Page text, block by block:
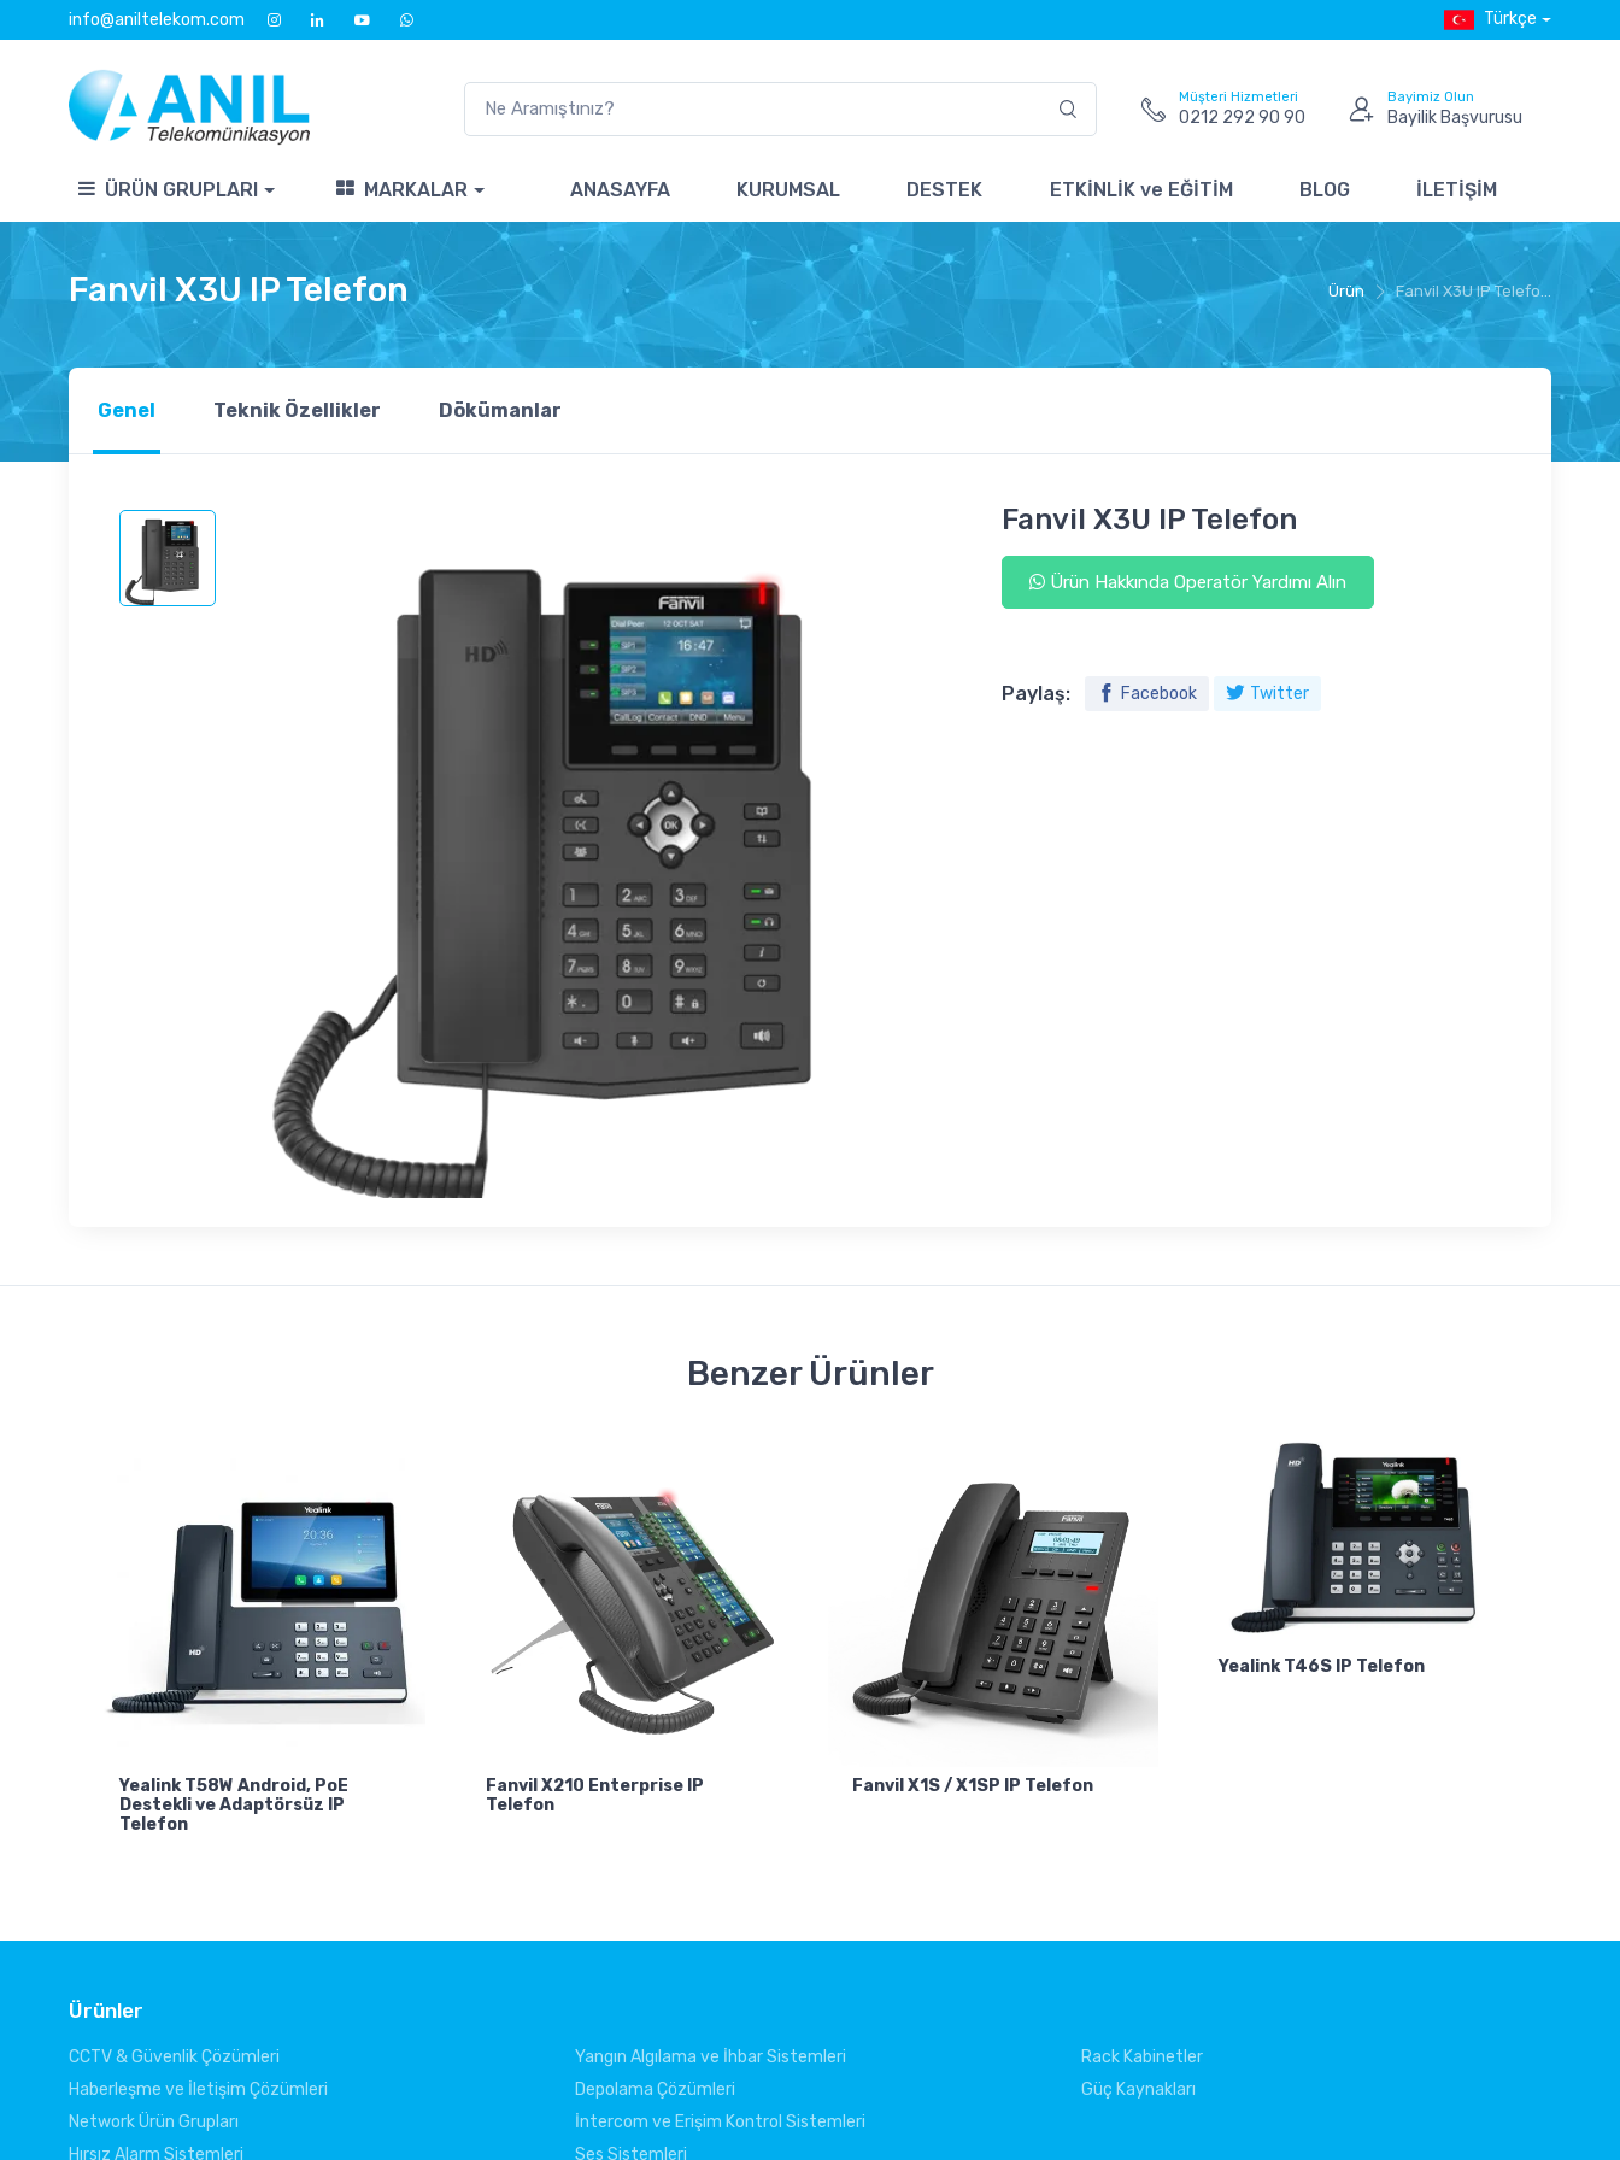
info@aniltelekom.com Türkçe
Müşteri Hizmetleri
0212 292 90 90
Bayimiz Olun
Bayilik Başvurusu
ÜRÜN GRUPLARI MARKALAR ANASAYFA KURUMSAL DESTEK ETKİNLİK ve EĞİTİM BLOG İLETİŞİM
Ürün Fanvil X3U IP Telefo...
Fanvil X3U IP Telefon
Genel Teknik Özellikler Dökümanlar
Fanvil X3U IP Telefon
Ürün Hakkında Operatör Yardımı Alın
Paylaş: Facebook Twitter
Benzer Ürünler
Yealink T58W Android, PoE
Destekli ve Adaptörsüz IP
Telefon
Fanvil X210 Enterprise IP
Telefon
Fanvil X1S / X1SP IP Telefon
Yealink T46S IP Telefon
Ürünler
CCTV & Güvenlik Çözümleri
Haberleşme ve İletişim Çözümleri
Network Ürün Grupları
Hırsız Alarm Sistemleri
Yangın Algılama ve İhbar Sistemleri
Depolama Çözümleri
İntercom ve Erişim Kontrol Sistemleri
Ses Sistemleri
Rack Kabinetler
Güç Kaynakları